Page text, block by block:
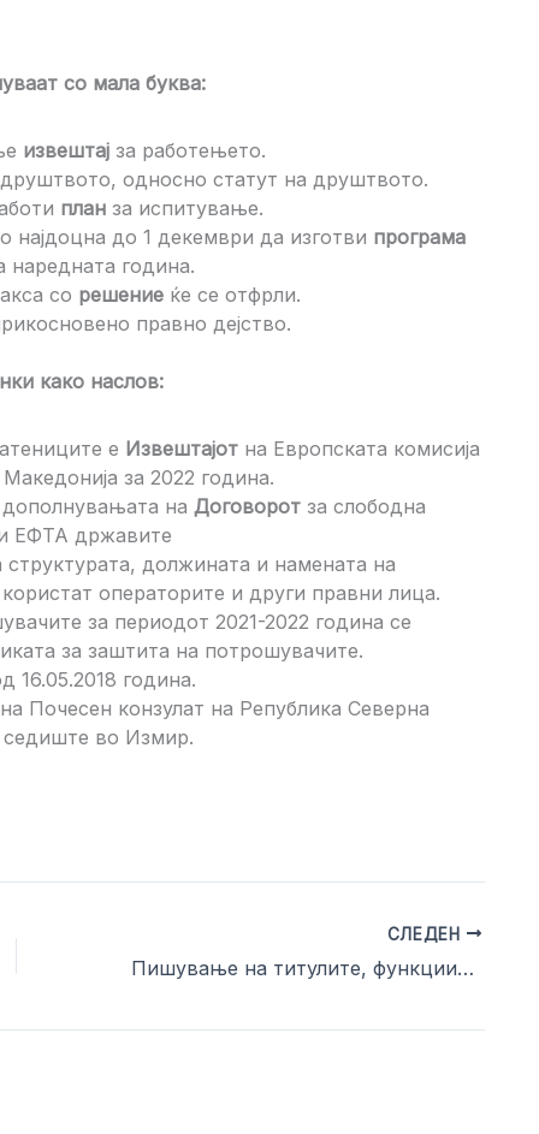
со мала буква:
извештај за работењето.
односно статут на друштвото.
план за испитување.
до 1 декември да изготви програма
наредната година.
со решение ќе се отфрли.
правно дејство.
како наслов:
е Извештајот на Европската комисија
за 2022 година.
дополнувањата на Договорот за слободна
и ЕФТА државите
должината и намената на
операторите и други правни лица.
за периодот 2021-2022 година се
за заштита на потрошувачите.
16.05.2018 година.
Почесен конзулат на Република Северна
седиште во Измир.
СЛЕДЕН
Пишување на титулите, функциите, професиите